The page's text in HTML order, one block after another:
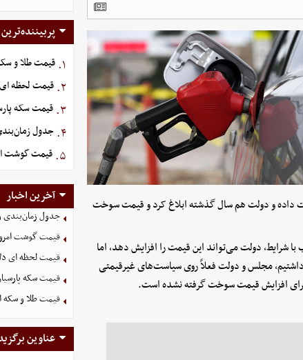
داده و دولت هم سال گذشته ابلاغ کرد و قیمت سوخت
دولت می‌تواند این قیمت را افزایش دهد، اما
مجلس و دولت فعلاً روی سیاست‌های غیرقیمتی
افزایش قیمت سوخت گرفته نشده است.
پربیننده‌ترین
۱. قیمت طلا و سکه امروز
۲. قیمت لحظه ای دلار
۳. قیمت سکه پارسیان ۱۰۰ سوت امروز
۴. جدول
۵. قیمت گوشت امروز 15
آخرین اخبار
جدول زمان‌بندی
قیمت گوشت امروز 15 مرداد
قیمت لحظه ای دلار
قیمت سکه پارسیان ۱۰۰ سوت امروز پنجشنبه 15
قیمت طلا و سکه امروز
عناوین